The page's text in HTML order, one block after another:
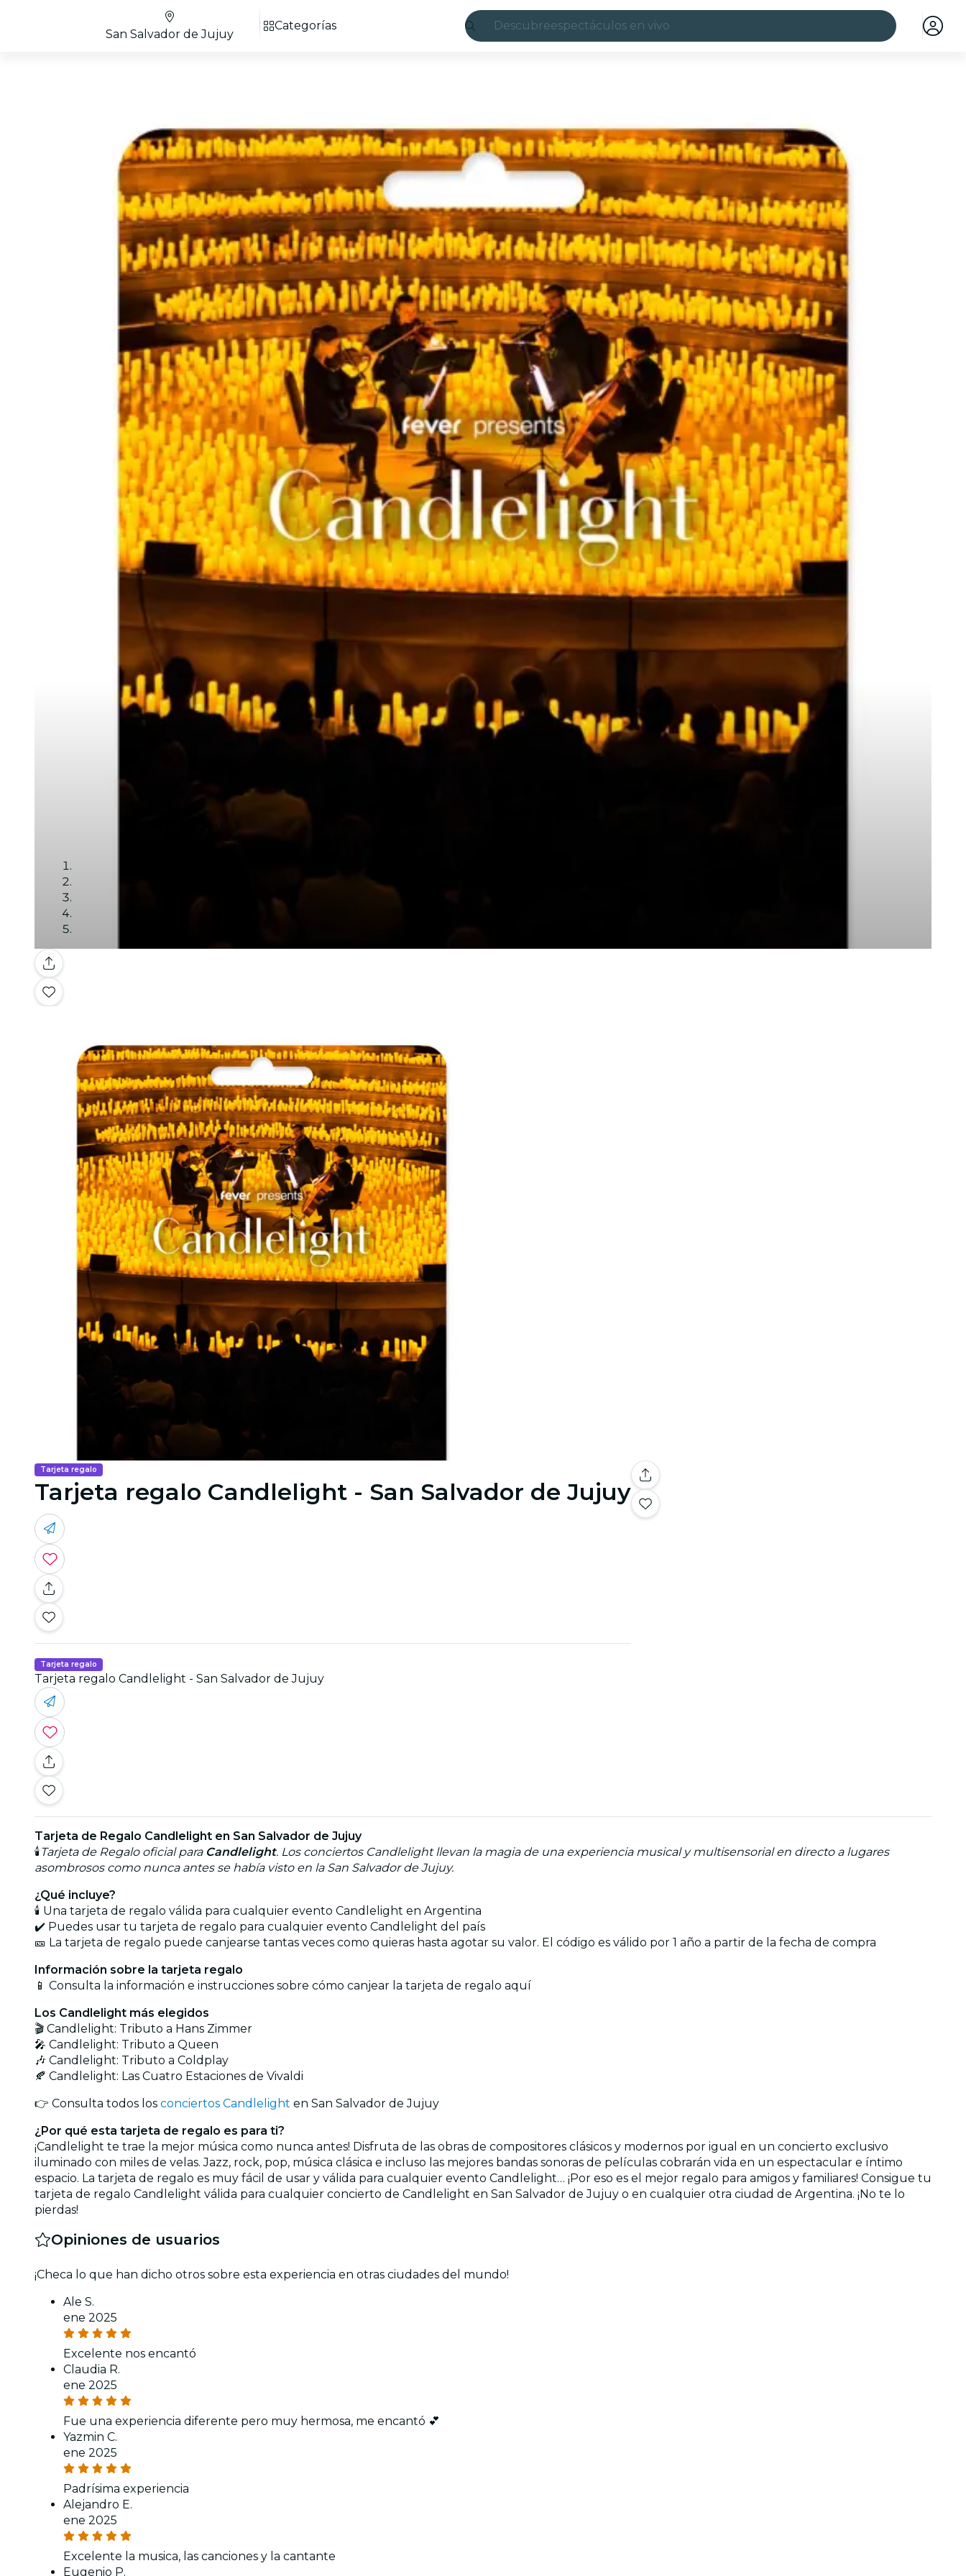
Descubreespectáculos en vivo
experiencias y ciudades
São Paulo
exposiciones
Seúl
recorridos por la ciudad
conciertos
restaurantes
San Salvador de Jujuy
Categorías
Galería
Tarjeta regalo
Tarjeta regalo Candlelight - San Salvador de Jujuy
Tarjeta regalo
Tarjeta regalo Candlelight - San Salvador de Jujuy
Tarjeta de Regalo Candlelight en San Salvador de Jujuy
🕯️Tarjeta de Regalo oficial para Candlelight. Los conciertos Candlelight llevan la magia de una experiencia musical y multisensorial en directo a lugares
asombrosos como nunca antes se había visto en la San Salvador de Jujuy.
¿Qué incluye?
🕯️ Una tarjeta de regalo válida para cualquier evento Candlelight en Argentina
✔️ Puedes usar tu tarjeta de regalo para cualquier evento Candlelight del país
🎫 La tarjeta de regalo puede canjearse tantas veces como quieras hasta agotar su valor. El código es válido por 1 año a partir de la fecha de compra
Información sobre la tarjeta regalo
📱 Consulta la información e instrucciones sobre cómo canjear la tarjeta de regalo aquí
Los Candlelight más elegidos
🎬 Candlelight: Tributo a Hans Zimmer
🎤 Candlelight: Tributo a Queen
🎶 Candlelight: Tributo a Coldplay
🍂 Candlelight: Las Cuatro Estaciones de Vivaldi
👉 Consulta todos los conciertos Candlelight en San Salvador de Jujuy
¿Por qué esta tarjeta de regalo es para ti?
¡Candlelight te trae la mejor música como nunca antes! Disfruta de las obras de compositores clásicos y modernos por igual en un concierto exclusivo
iluminado con miles de velas. Jazz, rock, pop, música clásica e incluso las mejores bandas sonoras de películas cobrarán vida en un espectacular e íntimo
espacio. La tarjeta de regalo es muy fácil de usar y válida para cualquier evento Candlelight… ¡Por eso es el mejor regalo para amigos y familiares! Consigue tu
tarjeta de regalo Candlelight válida para cualquier concierto de Candlelight en San Salvador de Jujuy o en cualquier otra ciudad de Argentina. ¡No te lo
pierdas!
Opiniones de usuarios
¡Checa lo que han dicho otros sobre esta experiencia en otras ciudades del mundo!
Ale S.
ene 2025
Excelente nos encantó
Claudia R.
ene 2025
Fue una experiencia diferente pero muy hermosa, me encantó 💕
Yazmin C.
ene 2025
Padrísima experiencia
Alejandro E.
ene 2025
Excelente la musica, las canciones y la cantante
Eugenio P.